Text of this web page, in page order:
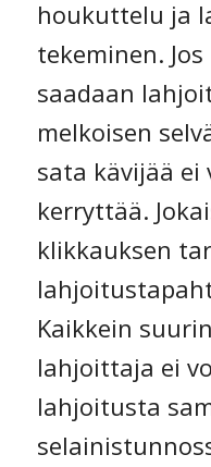
houkuttelu ja
tekeminen.
saadaan
melkoisen
sata kävijää ei
kerryttää.
klikkauksen
Kaikkein
lahjoittaja ei
lahjoitusta